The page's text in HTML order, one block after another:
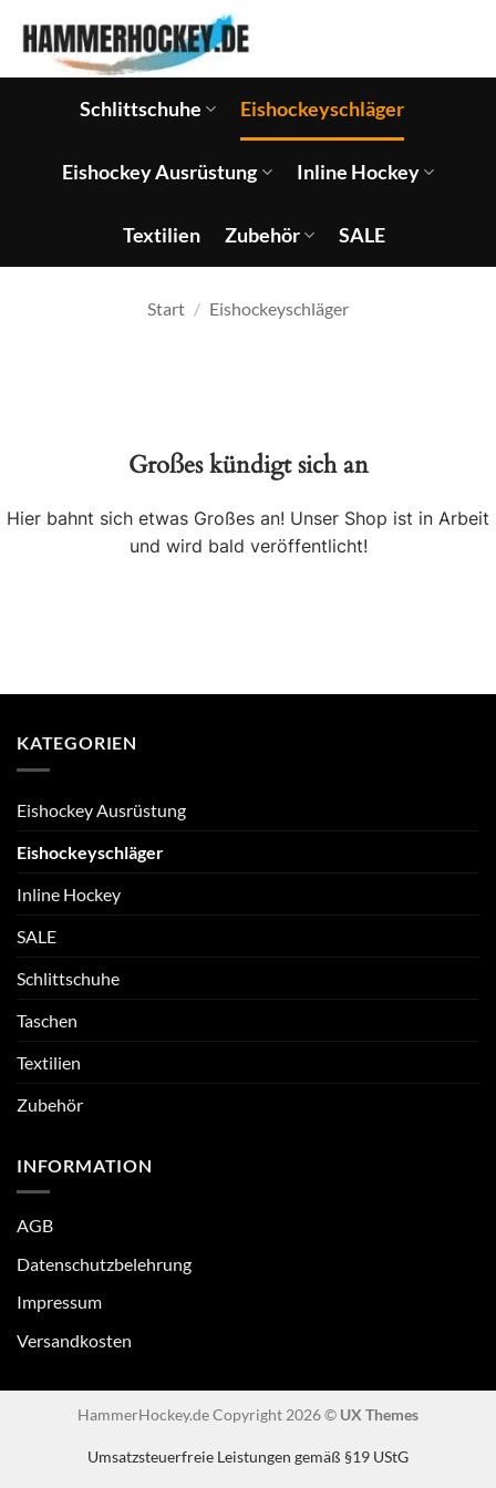
Inhalt
springen
Schlittschuhe Eishockeyschläger
Eishockey Ausrüstung Inline Hockey
Textilien Zubehör SALE
Start / Eishockeyschläger
Großes kündigt sich an
Hier bahnt sich etwas Großes an! Unser Shop ist in Arbeit
und wird bald veröffentlicht!
KATEGORIEN
Eishockey Ausrüstung
Eishockeyschläger
Inline Hockey
SALE
Schlittschuhe
Taschen
Textilien
Zubehör
INFORMATION
AGB
Datenschutzbelehrung
Impressum
Versandkosten
HammerHockey.de Copyright 2026 © UX Themes
Umsatzsteuerfreie Leistungen gemäß §19 UStG